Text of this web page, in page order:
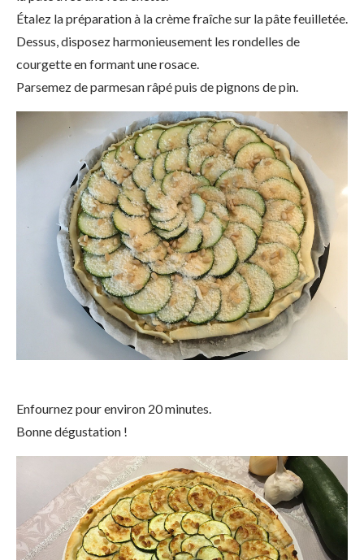
Étalez la préparation à la crème fraîche sur la pâte feuilletée.
Dessus, disposez harmonieusement les rondelles de
courgette en formant une rosace.
Parsemez de parmesan râpé puis de pignons de pin.
Enfournez pour environ 20 minutes.
Bonne dégustation !